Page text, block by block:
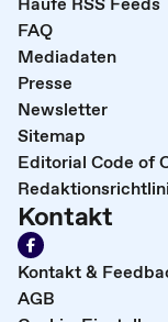
FAQ
Mediadaten
Presse
Newsletter
Sitemap
Editorial Code of
Kontakt
Kontakt &
AGB